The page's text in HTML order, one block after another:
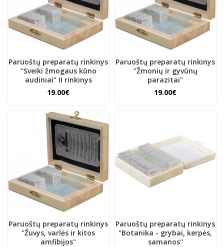
Paruoštų preparatų rinkinys
"Sveiki žmogaus kūno
audiniai" II rinkinys
19.00€
Paruoštų preparatų rinkinys
"Žmonių ir gyvūnų
parazitai"
19.00€
Paruoštų preparatų rinkinys
"Žuvys, varlės ir kitos
amfibijos"
Paruoštų preparatų rinkinys
"Botanika - grybai, kerpės,
samanos"